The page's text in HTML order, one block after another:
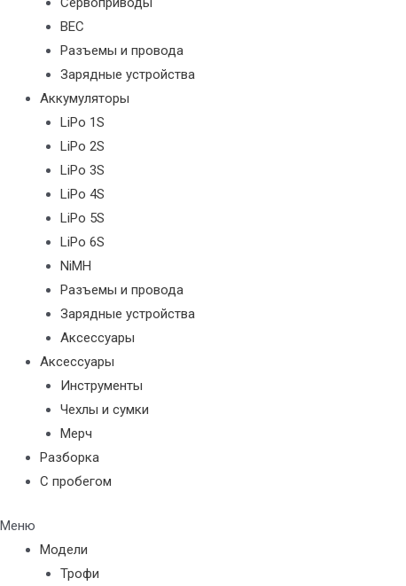
BEC
Разъемы и провода
Зарядные устройства
Аккумуляторы
LiPo 1S
LiPo 2S
LiPo 3S
LiPo 4S
LiPo 5S
LiPo 6S
NiMH
Разъемы и провода
Зарядные устройства
Аксессуары
Аксессуары
Инструменты
Чехлы и сумки
Мерч
Разборка
С пробегом
Меню
Модели
Трофи